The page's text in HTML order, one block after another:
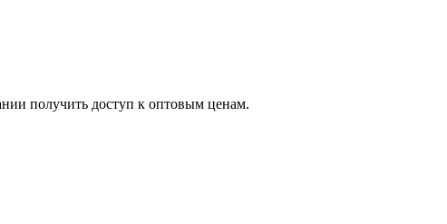
получить доступ к оптовым ценам.